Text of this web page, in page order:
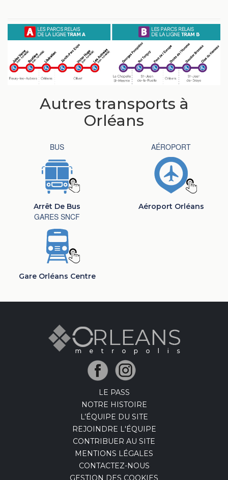
Autres transports à
Orléans
BUS
Arrêt De Bus
AÉROPORT
Aéroport Orléans
GARES SNCF
Gare Orléans Centre
LE PASS
NOTRE HISTOIRE
L’ÉQUIPE DU SITE
REJOINDRE L'ÉQUIPE
CONTRIBUER AU SITE
MENTIONS LÉGALES
CONTACTEZ-NOUS
GESTION DES COOKIES